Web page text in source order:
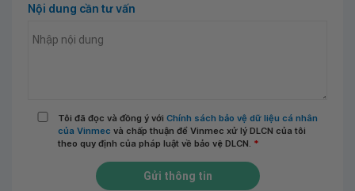
Nội dung cần tư vấn
Tôi đã đọc và đồng ý với Chính sách bảo vệ dữ liệu cá nhân
của Vinmec và chấp thuận để Vinmec xử lý DLCN của tôi
theo quy định của pháp luật về bảo vệ DLCN. *
Gửi thông tin